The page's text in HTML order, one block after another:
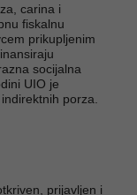
carina i
fiskalnu
prikupljenim
socijalna
UIO je
porza.
prijavljen i